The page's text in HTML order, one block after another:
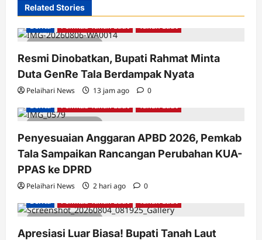
Related Stories
3 minutes read
Berita Pemkab Tanah Laut Tanah Laut
Resmi Dinobatkan, Bupati Rahmat Minta
Duta GenRe Tala Berdampak Nyata
Pelaihari News 13 jam ago 0
2 minutes read
Berita Pemkab Tanah Laut Tanah Laut
Penyesuaian Anggaran APBD 2026, Pemkab
Tala Sampaikan Rancangan Perubahan KUA-
PPAS ke DPRD
Pelaihari News 2 hari ago 0
2 minutes read
Berita Pemkab Tanah Laut Tanah Laut
Apresiasi Luar Biasa! Bupati Tanah Laut